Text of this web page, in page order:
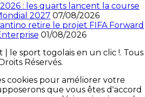
: les quarts lancent la course
2027 07/08/2026
retire le projet FIFA Forward
01/08/2026
| le sport togolais en un clic !. Tous
Réservés.
cookies pour améliorer votre
que vous êtes d'accord